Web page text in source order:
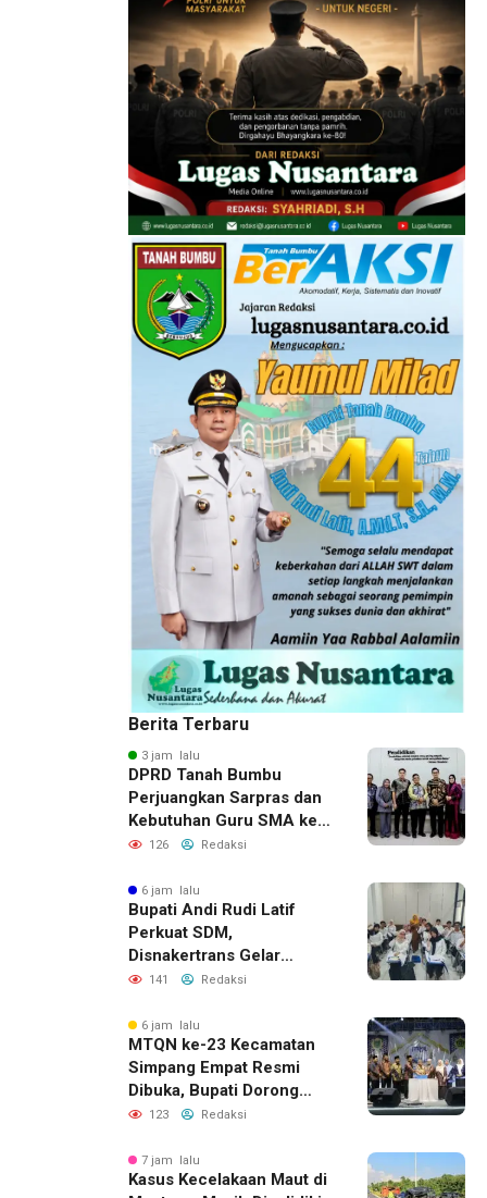
Berita Terbaru
3 jam lalu
DPRD Tanah Bumbu
Perjuangkan Sarpras dan
Kebutuhan Guru SMA ke
Pemprov Kalsel
126 Redaksi
6 jam lalu
Bupati Andi Rudi Latif
Perkuat SDM,
Disnakertrans Gelar
Pelatihan Desain Grafis
141 Redaksi
6 jam lalu
MTQN ke-23 Kecamatan
Simpang Empat Resmi
Dibuka, Bupati Dorong
Lahirnya Generasi Qur’ani
123 Redaksi
7 jam lalu
Kasus Kecelakaan Maut di